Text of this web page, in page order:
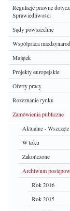
Regulacje prawne
Sprawiedliwości
Sądy powszechne
Współpraca
Majątek
Projekty europejskie
Oferty pracy
Rozeznanie rynku
Zamówienia publiczne
Aktualne - Wszczęte
W toku
Zakończone
Archiwum
Rok 2016
Rok 2015